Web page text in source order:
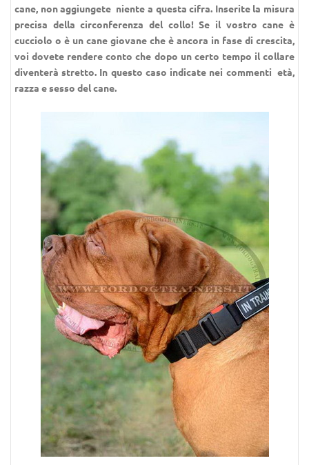
cane, non aggiungete niente a questa cifra. Inserite la misura
precisa della circonferenza del collo! Se il vostro cane è
cucciolo o è un cane giovane che è ancora in fase di crescita,
voi dovete rendere conto che dopo un certo tempo il collare
diventerà stretto. In questo caso indicate nei commenti età,
razza e sesso del cane.